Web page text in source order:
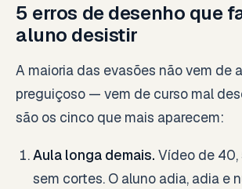
5 erros de desenho que
aluno desistir
A maioria das evasões não vem de
preguiçoso — vem de curso mal
são os cinco que mais aparecem:
Aula longa demais. Vídeo de
sem cortes. O aluno adia, adia e